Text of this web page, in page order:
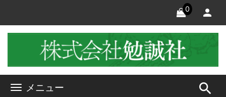
0
メニュー search